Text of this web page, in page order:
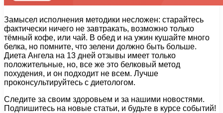
Замысел исполнения методики несложен: старайтесь
фактически ничего не завтракать, возможно только
тёмный кофе, или чай. В обед и на ужин кушайте много
белка, но помните, что зелени должно быть больше.
Диета Ангела на 13 дней отзывы имеет только
положительные, но, все же это белковый метод
похудения, и он подходит не всем. Лучше
проконсультируйтесь с диетологом.
Следите за своим здоровьем и за нашими новостями.
Подпишитесь на новые статьи, и будьте в курсе событий!